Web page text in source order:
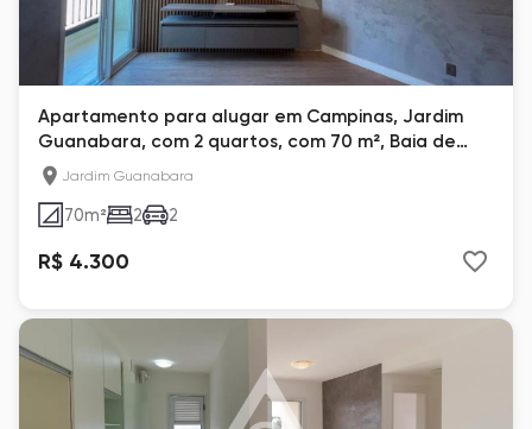
Apartamento para alugar em Campinas, Jardim
Guanabara, com 2 quartos, com 70 m², Baia de
Guanabara
Jardim Guanabara
70m² 2 2
R$ 4.300